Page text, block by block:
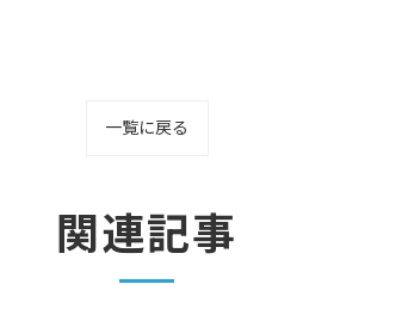
一覧に戻る
関連記事